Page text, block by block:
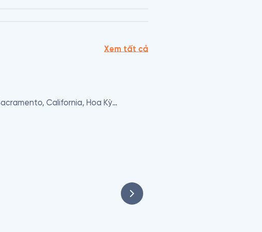
Xem tất cả
California, Hoa Kỳ
Los Angeles, California, Hoa Kỳ
Hoa Kỳ